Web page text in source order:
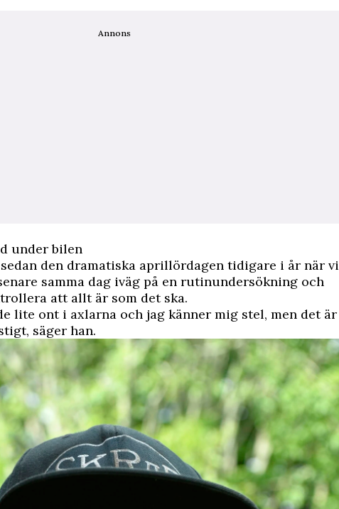
Annons
under bilen
den dramatiska aprillördagen tidigare i år när vi
samma dag iväg på en rutinundersökning och
att allt är som det ska.
lite ont i axlarna och jag känner mig stel, men det är
säger han.